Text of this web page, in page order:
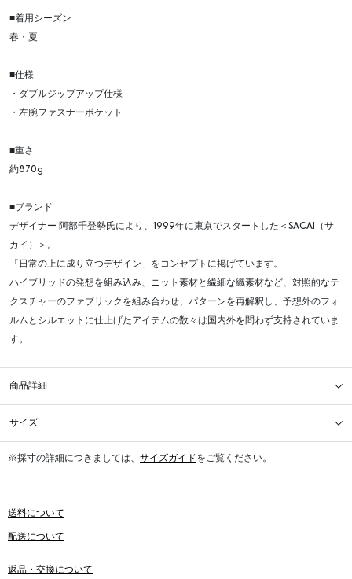
■着用シーズン
春・夏
■仕様
・ダブルジップアップ仕様
・左腕ファスナーポケット
■重さ
約870g
■ブランド
デザイナー 阿部千登勢氏により、1999年に東京でスタートした＜SACAI（サ
カイ）＞。
「日常の上に成り立つデザイン」をコンセプトに掲げています。
ハイブリッドの発想を組み込み、ニット素材と繊細な織素材など、対照的なテ
クスチャーのファブリックを組み合わせ、パターンを再解釈し、予想外のフォ
ルムとシルエットに仕上げたアイテムの数々は国内外を問わず支持されていま
す。
商品詳細
サイズ
※採寸の詳細につきましては、 サイズガイドをご覧ください。
送料について
配送について
返品・交換について